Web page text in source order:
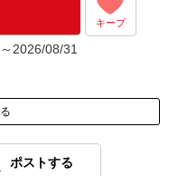
キープ
2026/08/31
ポストする